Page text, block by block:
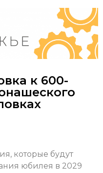
к 600-
которые будут
юбилея в 2029